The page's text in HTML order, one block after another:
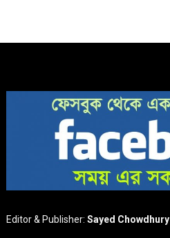
Editor & Publisher:Sayed Chowdhury